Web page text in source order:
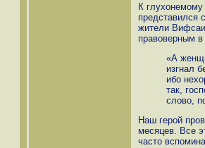
К
представился
жители
правоверным в
«А
изгнал
ибо
так,
слово,
Наш герой
месяцев. Все
часто